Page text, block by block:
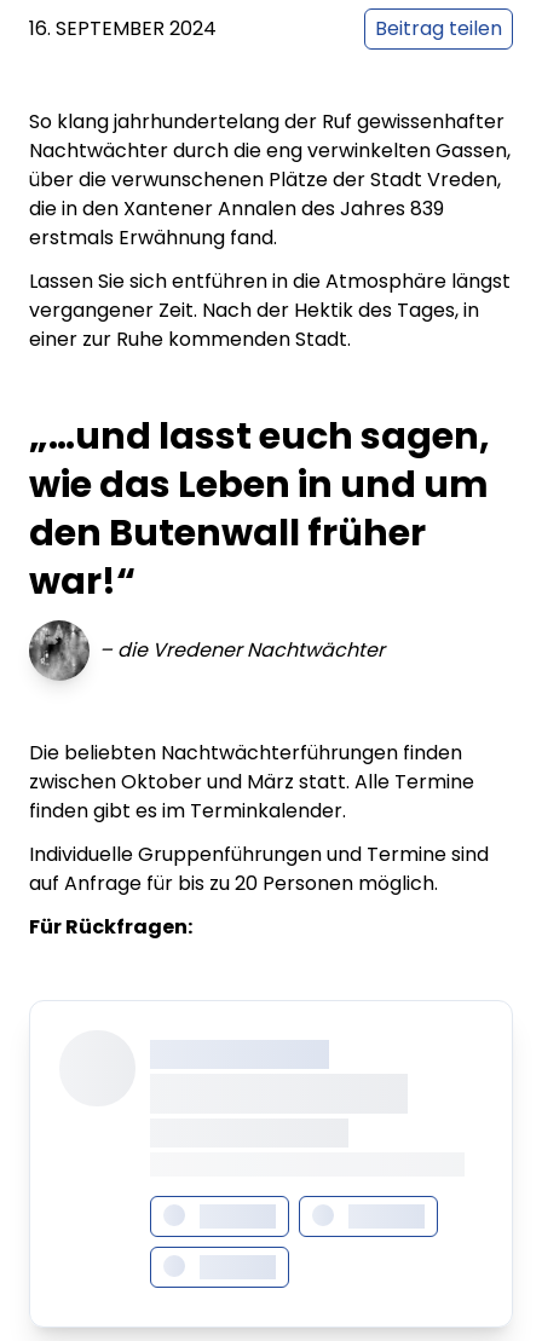
16. SEPTEMBER 2024 Beitrag teilen
So klang jahrhundertelang der Ruf gewissenhafter
Nachtwächter durch die eng verwinkelten Gassen,
über die verwunschenen Plätze der Stadt Vreden,
die in den Xantener Annalen des Jahres 839
erstmals Erwähnung fand.
Lassen Sie sich entführen in die Atmosphäre längst
vergangener Zeit. Nach der Hektik des Tages, in
einer zur Ruhe kommenden Stadt.
„…und lasst euch sagen,
wie das Leben in und um
den Butenwall früher
war!“
– die Vredener Nachtwächter
Die beliebten Nachtwächterführungen finden
zwischen Oktober und März statt. Alle Termine
finden gibt es im Terminkalender.
Individuelle Gruppenführungen und Termine sind
auf Anfrage für bis zu 20 Personen möglich.
Für Rückfragen: